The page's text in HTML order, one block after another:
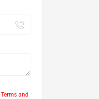
Terms and